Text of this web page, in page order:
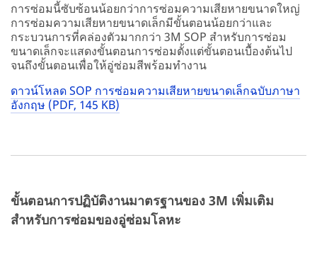
การซ่อมนี้ซับซ้อนน้อยกว่าการซ่อมความเสียหายขนาดใหญ่
การซ่อมความเสียหายขนาดเล็กมีขั้นตอนน้อยกว่าและ
กระบวนการที่คล่องตัวมากกว่า 3M SOP สำหรับการซ่อม
ขนาดเล็กจะแสดงขั้นตอนการซ่อมตั้งแต่ขั้นตอนเบื้องต้นไป
จนถึงขั้นตอนเพื่อให้อู่ซ่อมสีพร้อมทำงาน
ดาวน์โหลด SOP การซ่อมความเสียหายขนาดเล็กฉบับภาษา
อังกฤษ (PDF, 145 KB)
ขั้นตอนการปฏิบัติงานมาตรฐานของ 3M เพิ่มเติม
สำหรับการซ่อมของอู่ซ่อมโลหะ